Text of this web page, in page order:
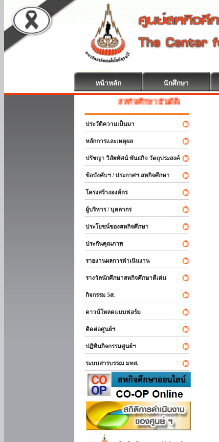
หน้าหลัก นักศึกษา
สหกิจศึกษา ยินดีต้อนรับ
ประวัติความเป็นมา
หลักการและเหตุผล
ปรัชญา วิสัยทัศน์ พันธกิจ วัตถุประสงค์
ข้อบังคับฯ / ประกาศฯ สหกิจศึกษา
โครงสร้างองค์กร
ผู้บริหาร / บุคลากร
ประโยชน์ของสหกิจศึกษา
ประกันคุณภาพ
รายงานผลการดำเนินงาน
รางวัลนักศึกษาสหกิจศึกษาดีเด่น
กิจกรรม 5ส.
ดาวน์โหลดแบบฟอร์ม
ติดต่อศูนย์ฯ
ปฏิทินกิจกรรมศูนย์ฯ
ระบบสารบรรณ มทส.